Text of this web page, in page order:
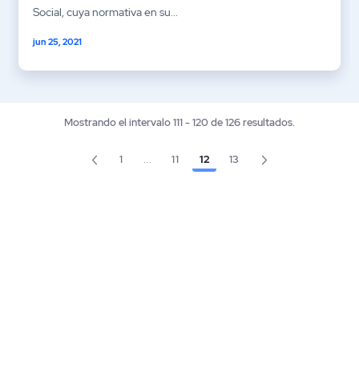
Social, cuya normativa en su...
jun 25, 2021
Mostrando el intervalo 111 - 120 de 126 resultados.
Página
1 ...Páginas intermedias Use TAB para
Página
11 Página
12 Página
13